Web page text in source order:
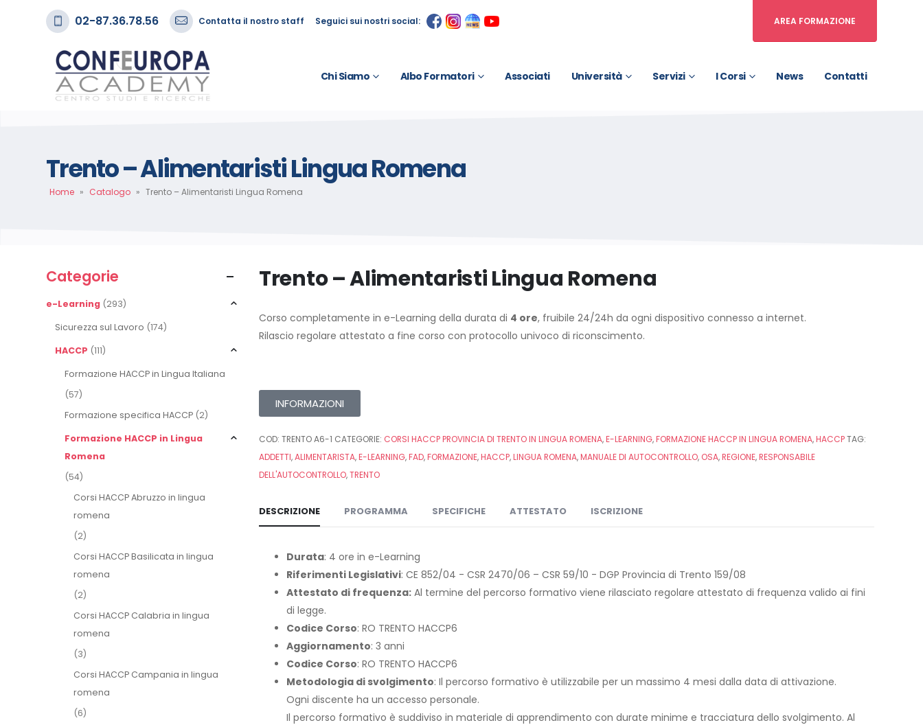
02-87.36.78.56 Contatta il nostro staff Seguici sui nostri social: AREA FORMAZIONE
Chi Siamo Albo Formatori Associati Università Servizi I Corsi News Contatti
Trento – Alimentaristi Lingua Romena
Home » Catalogo » Trento – Alimentaristi Lingua Romena
Categorie
e-Learning (293)
Sicurezza sul Lavoro (174)
HACCP (111)
Formazione HACCP in Lingua Italiana
(57)
Formazione specifica HACCP (2)
Formazione HACCP in Lingua
Romena
(54)
Corsi HACCP Abruzzo in lingua
romena
(2)
Corsi HACCP Basilicata in lingua
romena
(2)
Corsi HACCP Calabria in lingua
romena
(3)
Corsi HACCP Campania in lingua
romena
(6)
Trento – Alimentaristi Lingua Romena
Corso completamente in e-Learning della durata di 4 ore, fruibile 24/24h da ogni dispositivo connesso a internet.
Rilascio regolare attestato a fine corso con protocollo univoco di riconscimento.
INFORMAZIONI
COD: TRENTO A6-1 CATEGORIE: CORSI HACCP PROVINCIA DI TRENTO IN LINGUA ROMENA,E-LEARNING,FORMAZIONE HACCP IN LINGUA ROMENA,HACCPTAG:
ADDETTI,ALIMENTARISTA,E-LEARNING,FAD,FORMAZIONE,HACCP,LINGUA ROMENA,MANUALE DI AUTOCONTROLLO, OSA,REGIONE,RESPONSABILE
DELL'AUTOCONTROLLO,TRENTO
DESCRIZIONE PROGRAMMA SPECIFICHE ATTESTATO ISCRIZIONE
Durata: 4 ore in e-Learning
Riferimenti Legislativi: CE 852/04 - CSR 2470/06 – CSR 59/10 - DGP Provincia di Trento 159/08
Attestato di frequenza: Al termine del percorso formativo viene rilasciato regolare attestato di frequenza valido ai fini
di legge.
Codice Corso: RO TRENTO HACCP6
Aggiornamento: 3 anni
Codice Corso: RO TRENTO HACCP6
Metodologia di svolgimento: Il percorso formativo è utilizzabile per un massimo 4 mesi dalla data di attivazione.
Ogni discente ha un accesso personale.
Il percorso formativo è suddiviso in materiale di apprendimento con durate minime e tracciatura dello svolgimento. Al